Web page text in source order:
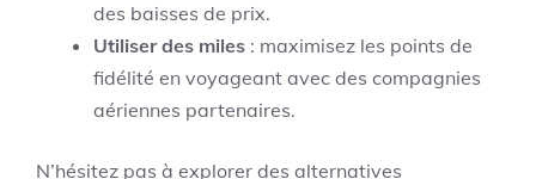
des baisses de prix.
Utiliser des miles : maximisez les points de
fidélité en voyageant avec des compagnies
aériennes partenaires.
N’hésitez pas à explorer des alternatives